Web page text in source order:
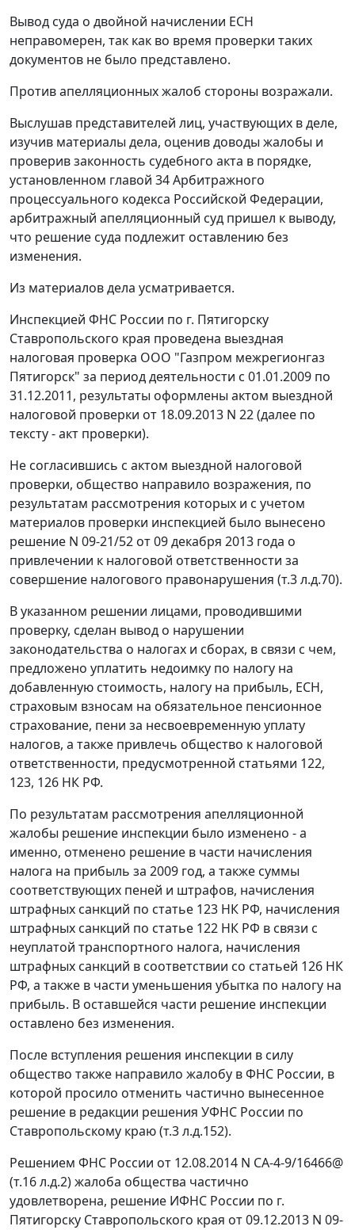
Вывод суда о двойной начислении ЕСН
неправомерен, так как во время проверки таких
документов не было представлено.
Против апелляционных жалоб стороны возражали.
Выслушав представителей лиц, участвующих в деле,
изучив материалы дела, оценив доводы жалобы и
проверив законность судебного акта в порядке,
установленном главой 34Арбитражного
процессуального кодекса Российской Федерации,
арбитражный апелляционный суд пришел к выводу,
что решение суда подлежит оставлению без
изменения.
Из материалов дела усматривается.
Инспекцией ФНС России по г. Пятигорску
Ставропольского края проведена выездная
налоговая проверка ООО "Газпром межрегионгаз
Пятигорск" за период деятельности с 01.01.2009 по
31.12.2011, результаты оформлены актом выездной
налоговой проверки от 18.09.2013 N 22 (далее по
тексту - акт проверки).
Не согласившись с актом выездной налоговой
проверки, общество направило возражения, по
результатам рассмотрения которых и с учетом
материалов проверки инспекцией было вынесено
решение N 09-21/52 от 09 декабря 2013 года о
привлечении к налоговой ответственности за
совершение налогового правонарушения (т.3 л.д.70).
В указанном решении лицами, проводившими
проверку, сделан вывод о нарушении
законодательства о налогах и сборах, в связи с чем,
предложено уплатить недоимку по налогу на
добавленную стоимость, налогу на прибыль, ЕСН,
страховым взносам на обязательное пенсионное
страхование, пени за несвоевременную уплату
налогов, а также привлечь общество к налоговой
ответственности, предусмотренной статьями 122,
123, 126 НК РФ.
По результатам рассмотрения апелляционной
жалобы решение инспекции было изменено - а
именно, отменено решение в части начисления
налога на прибыль за 2009 год, а также суммы
соответствующих пеней и штрафов, начисления
штрафных санкций по статье 123 НК РФ, начисления
штрафных санкций по статье 122 НК РФ в связи с
неуплатой транспортного налога, начисления
штрафных санкций в соответствии со статьей 126 НК
РФ, а также в части уменьшения убытка по налогу на
прибыль. В оставшейся части решение инспекции
оставлено без изменения.
После вступления решения инспекции в силу
общество также направило жалобу в ФНС России, в
которой просило отменить частично вынесенное
решение в редакции решения УФНС России по
Ставропольскому краю (т.3 л.д.152).
Решением ФНС России от 12.08.2014 N СА-4-9/16466@
(т.16 л.д.2) жалоба общества частично
удовлетворена, решение ИФНС России по г.
Пятигорску Ставропольского края от 09.12.2013 N 09-